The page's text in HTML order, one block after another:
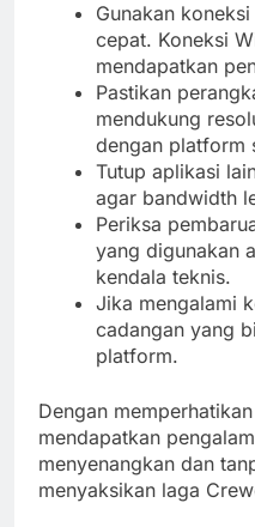
Gunakan
cepat. Koneksi
mendapatkan
Pastikan
mendukung
dengan platform
Tutup aplikasi
agar bandwidth
Periksa
yang digunakan
kendala teknis.
Jika mengalami
cadangan yang
platform.
Dengan
mendapatkan
menyenangkan dan
menyaksikan laga